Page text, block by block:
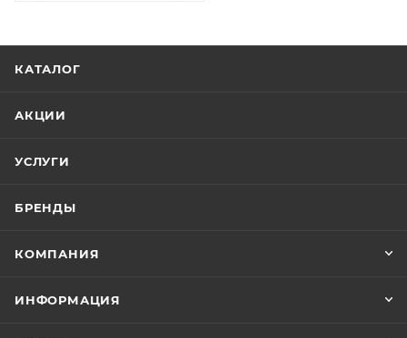
КАТАЛОГ
АКЦИИ
УСЛУГИ
БРЕНДЫ
КОМПАНИЯ
ИНФОРМАЦИЯ